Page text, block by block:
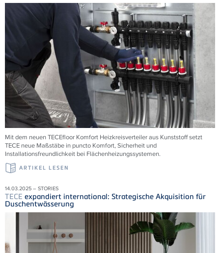
Mit dem neuenTECEfloor Komfort Heizkreisverteiler aus Kunststoff setzt
TECE neue Maßstäbe in puncto Komfort, Sicherheit und
Installationsfreundlichkeit bei Flächenheizungssystemen.
ARTIKEL LESEN
14.03.2025 – STORIES
TECE expandiert international: Strategische Akquisition für
Duschentwässerung